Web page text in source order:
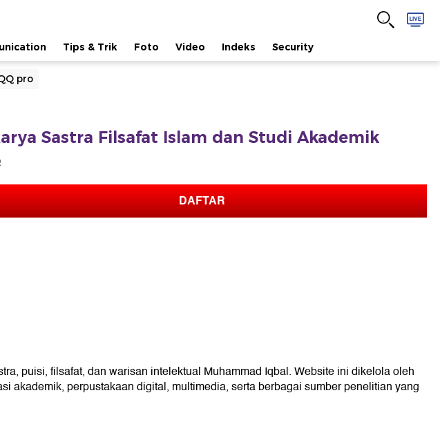
Tips & Trik Foto Video Indeks Security
pro
Sastra Filsafat Islam dan Studi Akademik
DAFTAR
puisi, filsafat, dan warisan intelektual Muhammad Iqbal. Website ini dikelola oleh
akademik, perpustakaan digital, multimedia, serta berbagai sumber penelitian yang